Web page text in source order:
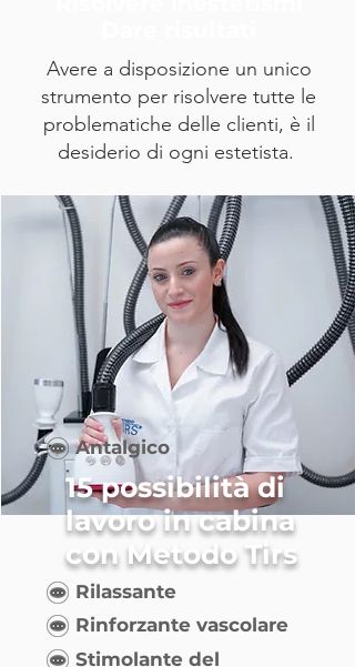
Avere a disposizione un unico
strumento per risolvere tutte le
problematiche delle clienti, è il
desiderio di ogni estetista.
Antalgico
15 possibilità di
lavoro in cabina
con Metodo Tirs
Rilassante
Rinforzante vascolare
Stimolante del